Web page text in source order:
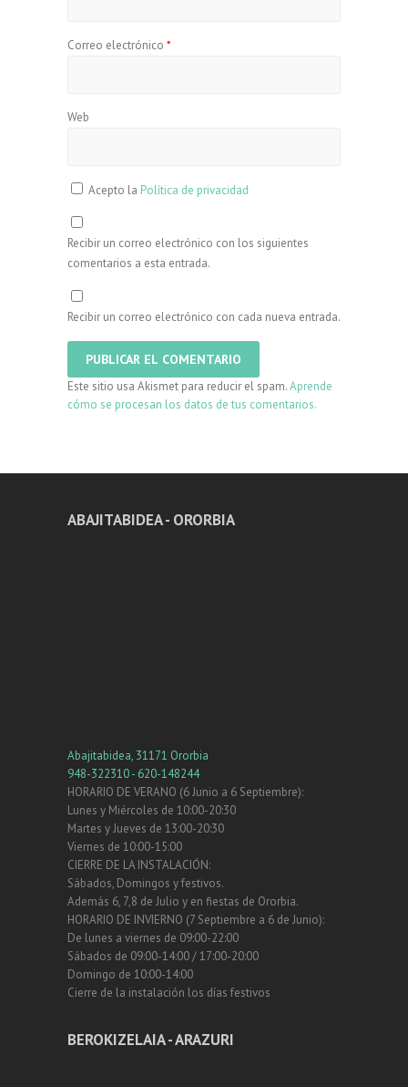
Correo electrónico *
Web
Acepto la Política de privacidad
Recibir un correo electrónico con los siguientes
comentarios a esta entrada.
Recibir un correo electrónico con cada nueva entrada.
Este sitio usa Akismet para reducir el spam.Aprende
cómo se procesan los datos de tus comentarios.
ABAJITABIDEA - ORORBIA
Abajitabidea, 31171 Ororbia
948-322310 - 620-148244
HORARIO DE VERANO (6 Junio a 6 Septiembre):
Lunes y Miércoles de 10:00-20:30
Martes y Jueves de 13:00-20:30
Viernes de 10:00-15:00
CIERRE DE LA INSTALACIÓN:
Sábados, Domingos y festivos.
Además 6, 7,8 de Julio y en fiestas de Ororbia.
HORARIO DE INVIERNO (7 Septiembre a 6 de Junio):
De lunes a viernes de 09:00-22:00
Sábados de 09:00-14:00 / 17:00-20:00
Domingo de 10:00-14:00
Cierre de la instalación los días festivos
BEROKIZELAIA - ARAZURI